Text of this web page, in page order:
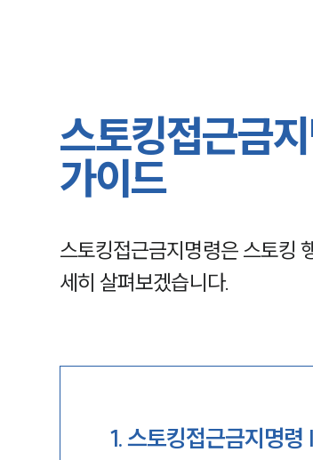
스토킹접근금
가이드
스토킹접근금지명령은 스토킹
세히 살펴보겠습니다.
1.스토킹접근금지명령